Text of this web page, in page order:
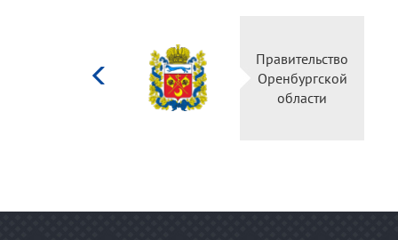
Правительство
Оренбургской
области